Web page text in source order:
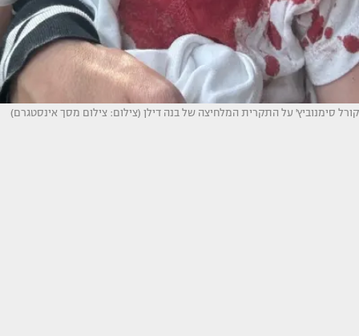
קורל סימנוביץ' על התקרית המלחיצה של בנה דילן (צילום: צילום מסך אינסטגרם)